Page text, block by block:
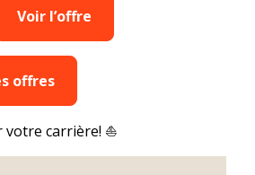
Voir l’offre
offres
carrière! ⛵️